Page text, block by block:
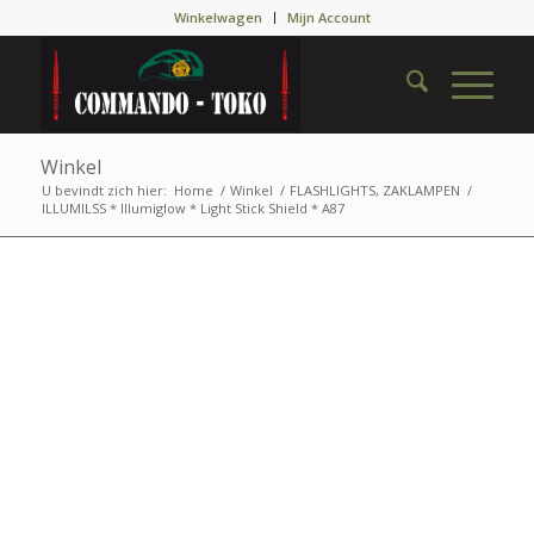
Winkelwagen Mijn Account
Winkel
U bevindt zich hier: Home / Winkel / FLASHLIGHTS, ZAKLAMPEN /
ILLUMILSS * Illumiglow * Light Stick Shield * A87